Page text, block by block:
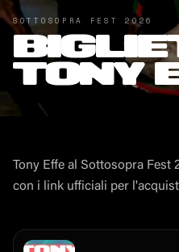
SOTTOSOPRA FEST2026
TONY
Tony Effe al Sottosopra Fest
con i link ufficiali per